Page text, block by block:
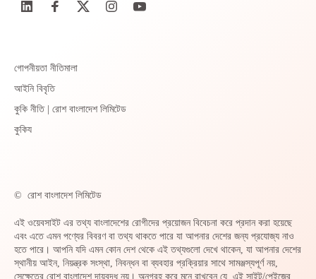
গোপনীয়তা নীতিমালা
আইনি বিবৃতি
কুকি নীতি | রোশ বাংলাদেশ লিমিটেড
কুকিয
© রোশ বাংলাদেশ লিমিটেড
এই ওয়েবসাইট এর তথ্য বাংলাদেশের রোগীদের প্রয়োজন বিবেচনা করে প্রদান করা হয়েছে
এবং এতে এমন পণ্যের বিবরণ বা তথ্য থাকতে পারে যা আপনার দেশের জন্য প্রযোজ্য নাও
হতে পারে। আপনি যদি এমন কোন দেশ থেকে এই তথ্যগুলো দেখে থাকেন, যা আপনার দেশের
স্থানীয় আইন, নিয়ন্ত্রক সংস্থা, নিবন্ধন বা ব্যবহার প্রক্রিয়ার সাথে সামঞ্জস্যপূর্ণ নয়,
সেক্ষেত্রে রোশ বাংলাদেশ দায়বদ্ধ নয়। অনুগ্রহ করে মনে রাখবেন যে, এই সাইট/পেইজের